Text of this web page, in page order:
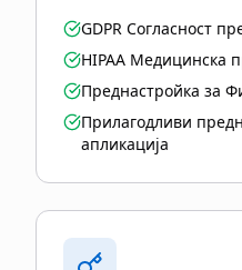
GDPR Согласност
HIPAA Медицинска
Преднастройка за
Прилагодливи
апликација